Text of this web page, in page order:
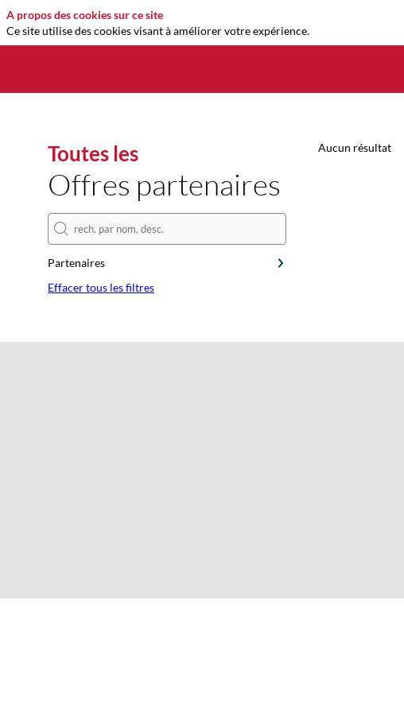
Toutes les
Offres partenaires
Partenaires
Effacer tous les filtres
Aucun résultat
A propos des cookies sur ce site
Ce site utilise des cookies visant à améliorer votre expérience.